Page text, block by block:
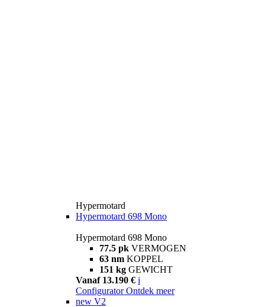
Hypermotard
Hypermotard 698 Mono
Hypermotard 698 Mono
77.5 pk VERMOGEN
63 nm KOPPEL
151 kg GEWICHT
Vanaf 13.190 € i
Configurator Ontdek meer
new V2